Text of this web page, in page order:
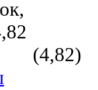
(4,82)